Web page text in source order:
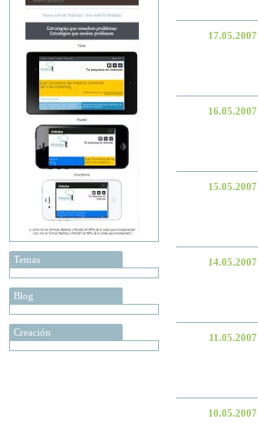
Temas
Blog
Creación
17.05.2007
16.05.2007
15.05.2007
14.05.2007
11.05.2007
10.05.2007